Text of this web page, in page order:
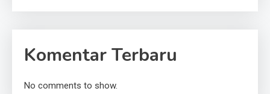
Komentar Terbaru
No comments to show.